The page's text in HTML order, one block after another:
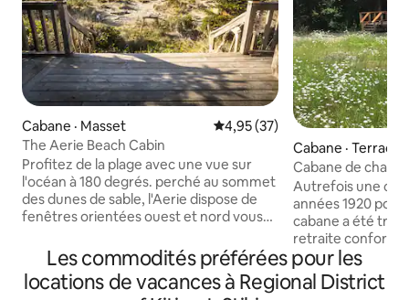
Cabane · Masset Note moyenne de 4,95 sur 5,
4,95 (37)
The Aerie Beach Cabin
Profitez de la plage avec une vue sur
l'océan à 180 degrés. perché au sommet
des dunes de sable, l'Aerie dispose de
fenêtres orientées ouest et nord vous
n'importe où dans la cabane. L'Aerie est
un chalet autonome doté d'une salle de
bain intérieure avec toilettes à compost
Cabane · Terrace
Cabane de
Animaux
Autrefois une
années 1920
cabane a été
retraite
aventuriers et les
seulement 10
Terrace. Avec un simple aménagement
Les commodités préférées pour les
locations de vacances à Regional District